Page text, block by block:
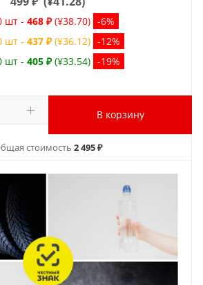
шт - 468 ₽ (¥38.70) -6%
шт - 437 ₽ (¥36.12) -12%
шт - 405 ₽ (¥33.54) -19%
В корзину
стоимость 2 495 ₽